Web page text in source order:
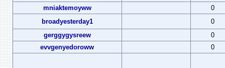
mniaktemoyww
0
broadyesterday1
0
gerggygysreew
0
evvgenyedoroww
0